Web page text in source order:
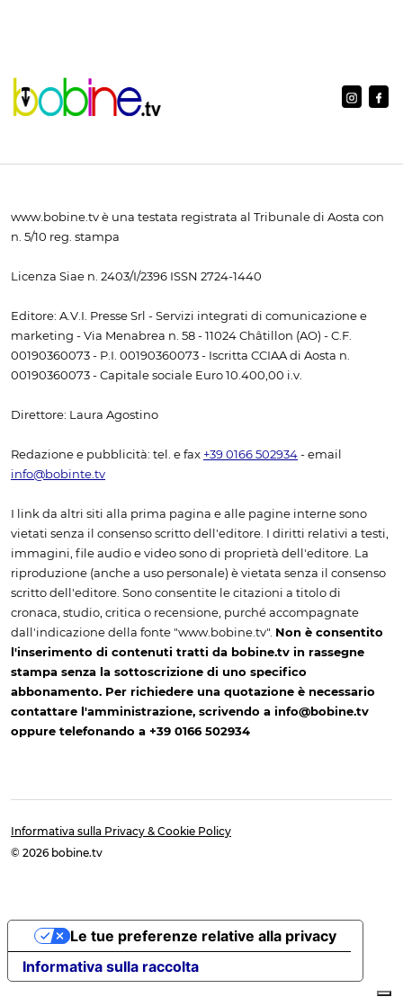
www.bobine.tv è una testata registrata al Tribunale di Aosta con
n. 5/10 reg. stampa
Licenza Siae n. 2403/I/2396 ISSN 2724-1440
Editore: A.V.I. Presse Srl - Servizi integrati di comunicazione e
marketing - Via Menabrea n. 58 - 11024 Châtillon (AO) - C.F.
00190360073 - P.I. 00190360073 - Iscritta CCIAA di Aosta n.
00190360073 - Capitale sociale Euro 10.400,00 i.v.
Direttore: Laura Agostino
Redazione e pubblicità: tel. e fax +39 0166 502934 - email
info@bobinte.tv
I link da altri siti alla prima pagina e alle pagine interne sono
vietati senza il consenso scritto dell'editore. I diritti relativi a testi,
immagini, file audio e video sono di proprietà dell'editore. La
riproduzione (anche a uso personale) è vietata senza il consenso
scritto dell'editore. Sono consentite le citazioni a titolo di
cronaca, studio, critica o recensione, purché accompagnate
dall'indicazione della fonte "www.bobine.tv". Non è consentito
l'inserimento di contenuti tratti da bobine.tv in rassegne
stampa senza la sottoscrizione di uno specifico
abbonamento. Per richiedere una quotazione è necessario
contattare l'amministrazione, scrivendo a info@bobine.tv
oppure telefonando a +39 0166 502934
Informativa sulla Privacy & Cookie Policy
© 2026 bobine.tv
Informativa sulla raccolta
Le tue preferenze relative alla privacy